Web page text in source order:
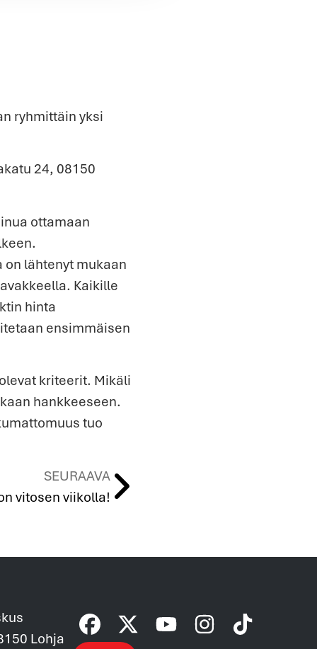
ryhmittäin yksi
24, 08150
ottamaan
lähtenyt mukaan
Kaikille
hinta
ensimmäisen
kriteerit. Mikäli
hankkeeseen.
tuo
SEURAAVA
vitosen viikolla!
Lohja